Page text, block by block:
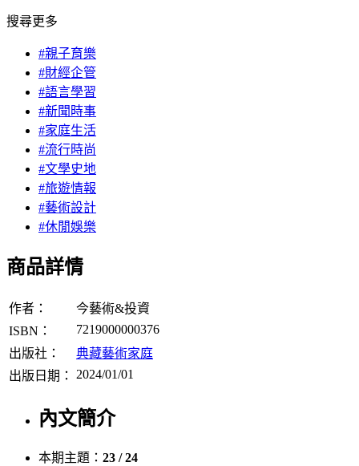
搜尋更多
#親子育樂
#財經企管
#語言學習
#新聞時事
#家庭生活
#流行時尚
#文學史地
#旅遊情報
#藝術設計
#休閒娛樂
商品詳情
作者：
今藝術&投資
ISBN：
7219000000376
出版社：
典藏藝術家庭
出版日期：
2024/01/01
內文簡介
本期主題： 23 / 24